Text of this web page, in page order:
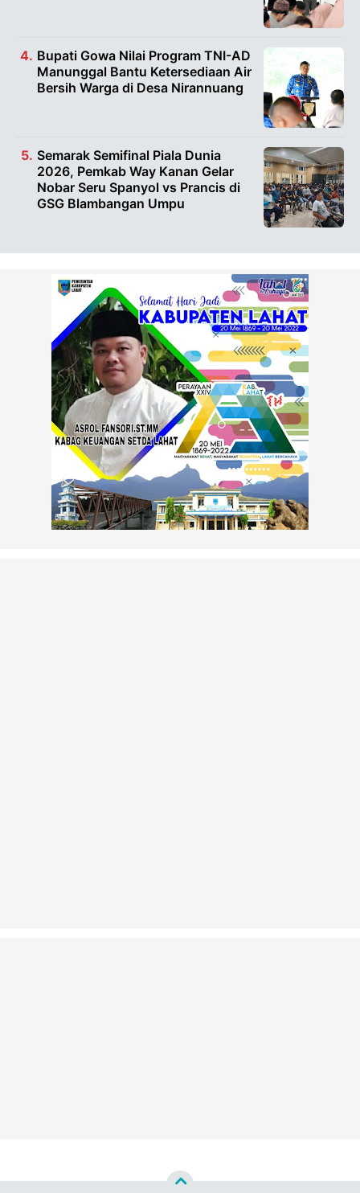
Bupati Gowa Nilai Program TNI-AD
Manunggal Bantu Ketersediaan Air
Bersih Warga di Desa Nirannuang
Semarak Semifinal Piala Dunia
2026, Pemkab Way Kanan Gelar
Nobar Seru Spanyol vs Prancis di
GSG Blambangan Umpu